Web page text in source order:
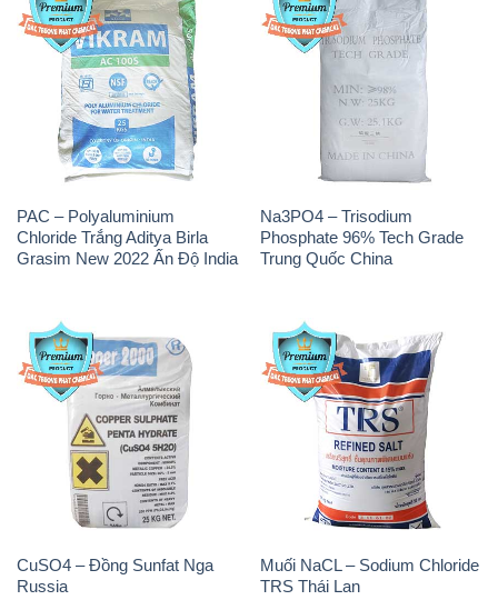
PAC – Polyaluminium
Chloride Trắng Aditya Birla
Grasim New 2022 Ấn Độ India
Phosphate 96% Tech Grade
Trung Quốc China
CuSO4 – Đồng Sunfat Nga
Muối NaCL – Sodium Chloride
TRS Thái Lan